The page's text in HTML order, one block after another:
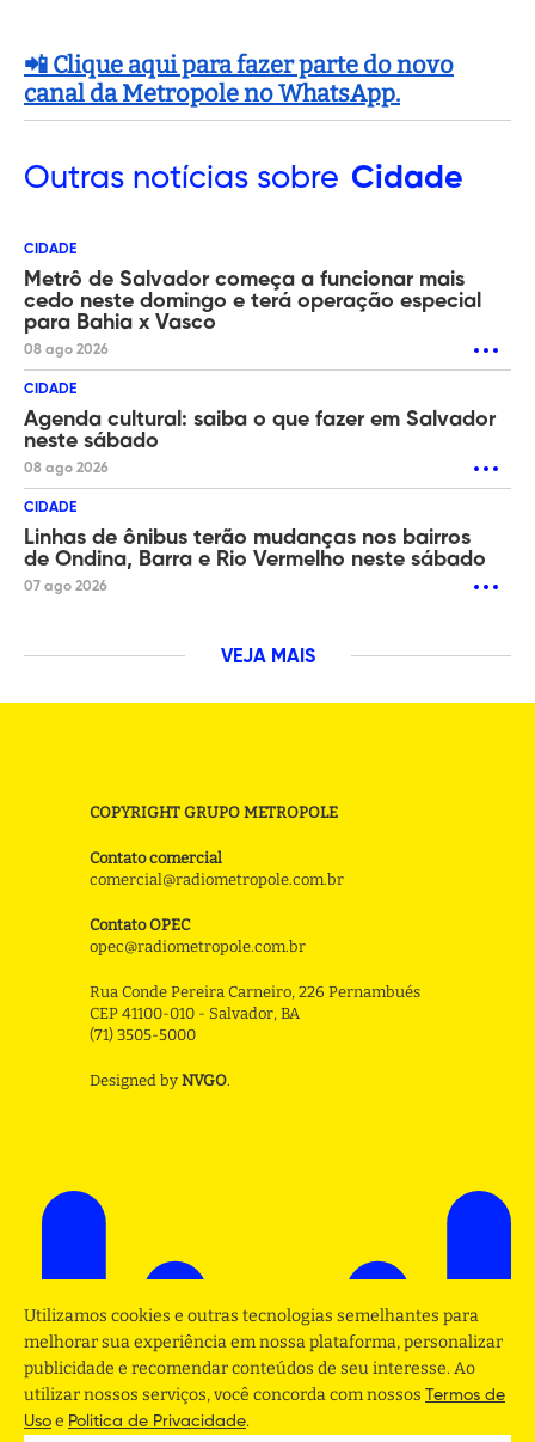
📲 Clique aqui para fazer parte do novo
canal da Metropole no WhatsApp.
Outras notícias sobre Cidade
CIDADE
Metrô de Salvador começa a funcionar mais
cedo neste domingo e terá operação especial
para Bahia x Vasco
08 ago 2026
CIDADE
Agenda cultural: saiba o que fazer em Salvador
neste sábado
08 ago 2026
CIDADE
Linhas de ônibus terão mudanças nos bairros
de Ondina, Barra e Rio Vermelho neste sábado
07 ago 2026
VEJA MAIS
COPYRIGHT GRUPO METROPOLE
Contato comercial
comercial@radiometropole.com.br
Contato OPEC
opec@radiometropole.com.br
Rua Conde Pereira Carneiro, 226 Pernambués
CEP 41100-010 - Salvador, BA
(71) 3505-5000
Designed by NVGO.
Utilizamos cookies e outras tecnologias semelhantes para
melhorar sua experiência em nossa plataforma, personalizar
publicidade e recomendar conteúdos de seu interesse. Ao
utilizar nossos serviços, você concorda com nossos Termos de
Uso e Politica de Privacidade.